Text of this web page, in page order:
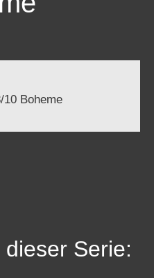
10 Boheme
Serie: